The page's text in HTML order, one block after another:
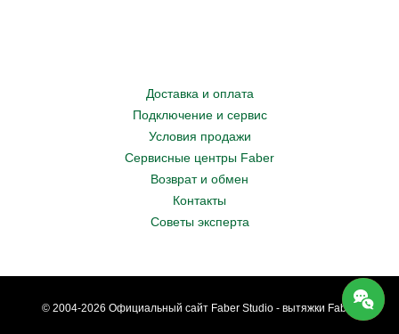
Доставка и оплата
Подключение и сервис
Условия продажи
Сервисные центры Faber
Возврат и обмен
Контакты
Советы эксперта
© 2004-2026 Официальный сайт Faber Studio - вытяжки Faber.